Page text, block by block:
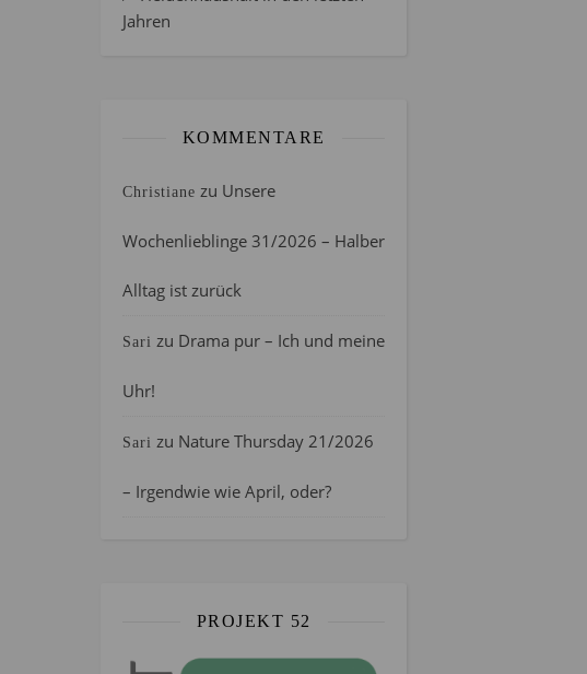
Jahren
KOMMENTARE
Christiane zu Unsere
Wochenlieblinge 31/2026 – Halber
Alltag ist zurück
Sari zu Drama pur – Ich und meine
Uhr!
Sari zu Nature Thursday 21/2026
– Irgendwie wie April, oder?
PROJEKT 52